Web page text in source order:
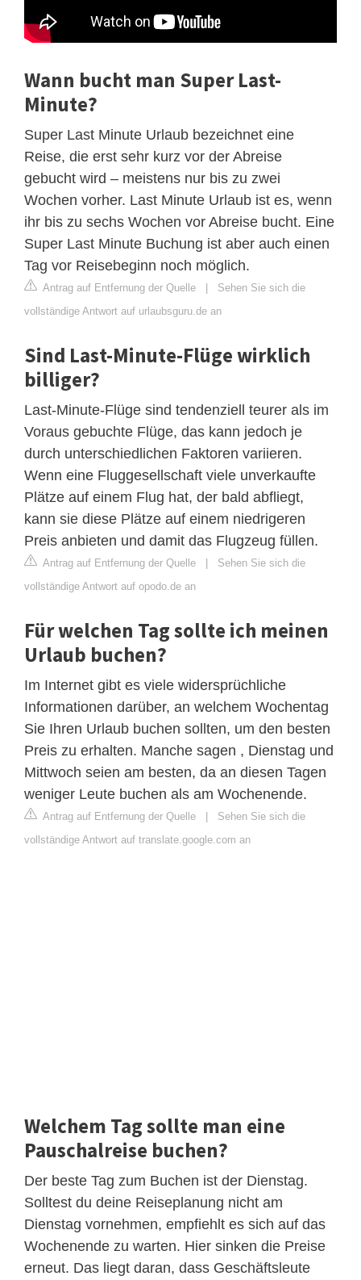
Wann bucht man Super Last-
Minute?
Super Last Minute Urlaub bezeichnet eine
Reise, die erst sehr kurz vor der Abreise
gebucht wird – meistens nur bis zu zwei
Wochen vorher. Last Minute Urlaub ist es, wenn
ihr bis zu sechs Wochen vor Abreise bucht. Eine
Super Last Minute Buchung ist aber auch einen
Tag vor Reisebeginn noch möglich.
Antrag auf Entfernung der Quelle | Sehen Sie sich die
vollständige Antwort auf urlaubsguru.de an
Sind Last-Minute-Flüge wirklich
billiger?
Last-Minute-Flüge sind tendenziell teurer als im
Voraus gebuchte Flüge, das kann jedoch je
durch unterschiedlichen Faktoren variieren.
Wenn eine Fluggesellschaft viele unverkaufte
Plätze auf einem Flug hat, der bald abfliegt,
kann sie diese Plätze auf einem niedrigeren
Preis anbieten und damit das Flugzeug füllen.
Antrag auf Entfernung der Quelle | Sehen Sie sich die
vollständige Antwort auf opodo.de an
Für welchen Tag sollte ich meinen
Urlaub buchen?
Im Internet gibt es viele widersprüchliche
Informationen darüber, an welchem ​​Wochentag
Sie Ihren Urlaub buchen sollten, um den besten
Preis zu erhalten. Manche sagen , Dienstag und
Mittwoch seien am besten, da an diesen Tagen
weniger Leute buchen als am Wochenende.
Antrag auf Entfernung der Quelle | Sehen Sie sich die
vollständige Antwort auf translate.google.com an
Welchem Tag sollte man eine
Pauschalreise buchen?
Der beste Tag zum Buchen ist der Dienstag.
Solltest du deine Reiseplanung nicht am
Dienstag vornehmen, empfiehlt es sich auf das
Wochenende zu warten. Hier sinken die Preise
erneut. Das liegt daran, dass Geschäftsleute